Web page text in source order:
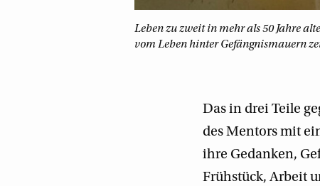
Leben zu zweit in mehr als 50 Jahre
vom Leben hinter Gefängnismauern
Das in drei Teile
des Mentors mit
ihre Gedanken,
Frühstück, Arbeit